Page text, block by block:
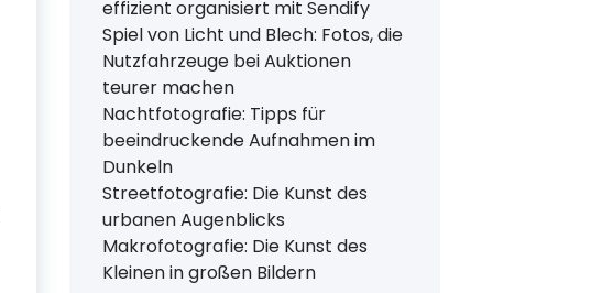
effizient organisiert mit Sendify
Spiel von Licht und Blech: Fotos, die
Nutzfahrzeuge bei Auktionen
teurer machen
Nachtfotografie: Tipps für
beeindruckende Aufnahmen im
Dunkeln
Streetfotografie: Die Kunst des
urbanen Augenblicks
Makrofotografie: Die Kunst des
Kleinen in großen Bildern